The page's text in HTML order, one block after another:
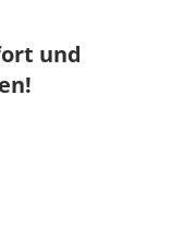
und